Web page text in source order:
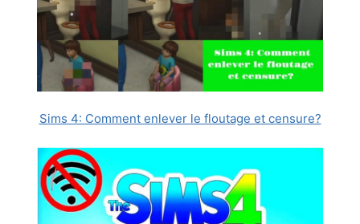
Sims 4: Comment enlever le floutage et censure?